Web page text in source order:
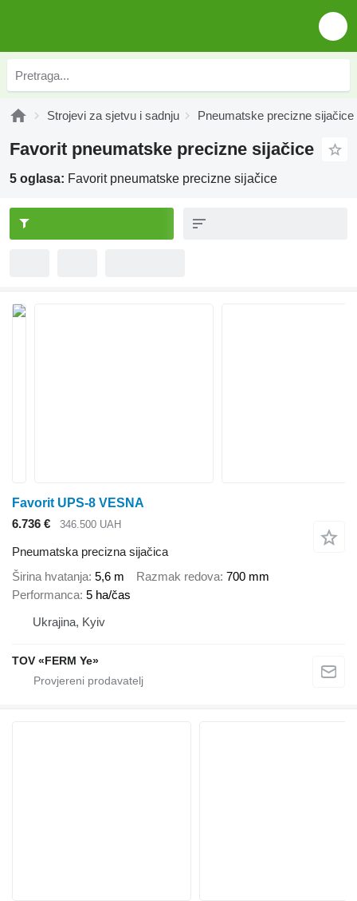
Strojevi za sjetvu i sadnju Pneumatske precizne sijačice
Favorit pneumatske precizne sijačice
5 oglasa: Favorit pneumatske precizne sijačice
Favorit UPS-8 VESNA
6.736 €
346.500 UAH
Pneumatska precizna sijačica
Širina hvatanja 5,6 m Razmak redova 700 mm
Performanca 5 ha/čas
Ukrajina, Kyiv
TOV «FERM Ye»